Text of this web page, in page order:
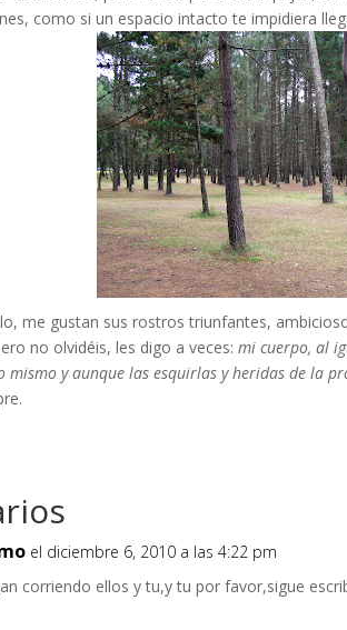
como si un espacio intacto te impidiera
me gustan sus rostros triunfantes,
no olvidéis, les digo a veces:mi cuerpo, al
mismo y aunque las esquirlas y heridas de la
el diciembre 6, 2010 a las 4:22 pm
corriendo ellos y tu,y tu por favor,sigue